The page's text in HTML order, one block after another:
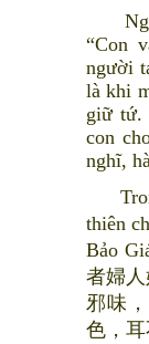
“Con
người
là khi
giữ tứ.
con
nghĩ,
thiên
Bảo
者婦
邪味
色，